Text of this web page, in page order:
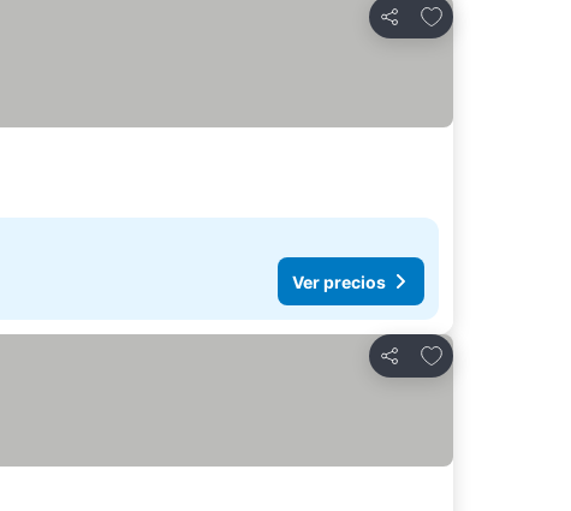
Compartir
Añadir a favoritos
Ver precios
Compartir
Añadir a favoritos